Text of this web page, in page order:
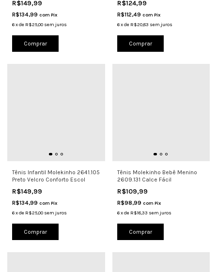
R$149,99
R$134,99 com Pix
6xde R$25,00 sem juros
Comprar
R$124,99
R$112,49 com Pix
6 xde R$20,83 sem juros
Comprar
Tênis Infantil Molekinho 2641.105
Preto Velcro Conforto Escol
R$149,99
R$134,99 com Pix
6xde R$25,00 sem juros
Comprar
Tênis Molekinho Bebê Menino
2609.131 Calce Fácil
R$109,99
R$98,99 com Pix
6 xde R$18,33 sem juros
Comprar